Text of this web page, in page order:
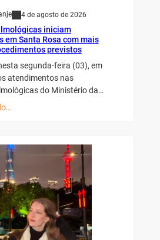
4 de agosto de 2026
iniciam
em Santa Rosa com mais
previstos
segunda-feira (03), em
atendimentos nas
do Ministério da…